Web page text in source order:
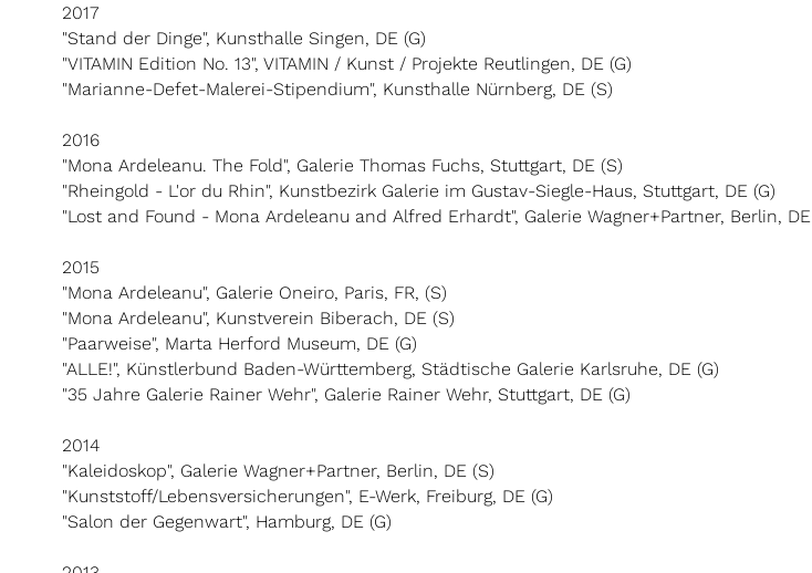
2017
"Stand der Dinge", Kunsthalle Singen, DE (G)
"VITAMIN Edition No. 13", VITAMIN / Kunst / Projekte Reutlingen, DE (G)
"Marianne-Defet-Malerei-Stipendium", Kunsthalle Nürnberg, DE (S)
2016
"Mona Ardeleanu. The Fold", Galerie Thomas Fuchs, Stuttgart, DE (S)
"Rheingold - L'or du Rhin", Kunstbezirk Galerie im Gustav-Siegle-Haus, Stuttgart, DE (G)
"Lost and Found - Mona Ardeleanu and Alfred Erhardt", Galerie Wagner+Partner, Berlin, DE
2015
"Mona Ardeleanu", Galerie Oneiro, Paris, FR, (S)
"Mona Ardeleanu", Kunstverein Biberach, DE (S)
"Paarweise", Marta Herford Museum, DE (G)
"ALLE!", Künstlerbund Baden-Württemberg, Städtische Galerie Karlsruhe, DE (G)
"35 Jahre Galerie Rainer Wehr", Galerie Rainer Wehr, Stuttgart, DE (G)
2014
"Kaleidoskop", Galerie Wagner+Partner, Berlin, DE (S)
"Kunststoff/Lebensversicherungen", E-Werk, Freiburg, DE (G)
"Salon der Gegenwart", Hamburg, DE (G)